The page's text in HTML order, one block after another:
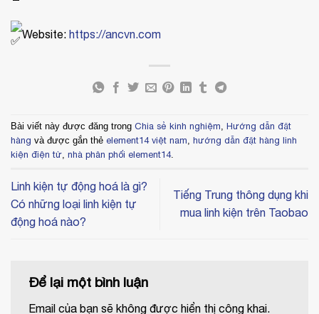
Website: https://ancvn.com
Bài viết này được đăng trong Chia sẻ kinh nghiệm, Hướng dẫn đặt
hàng và được gắn thẻ element14 việt nam, hướng dẫn đặt hàng linh
kiện điện tử, nhà phân phối element14.
Linh kiện tự động hoá là gì?
Có những loại linh kiện tự
động hoá nào?
Tiếng Trung thông dụng khi
mua linh kiện trên Taobao
Để lại một bình luận
Email của bạn sẽ không được hiển thị công khai.